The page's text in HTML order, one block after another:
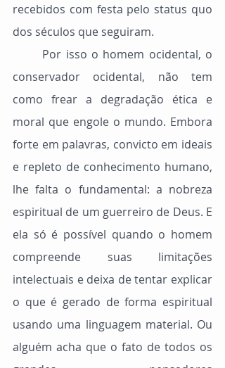
recebidos com festa pelo status quo
dos séculos que seguiram.
conservador ocidental, não tem
como frear a degradação ética e
moral que engole o mundo. Embora
forte em palavras, convicto em ideais
e repleto de conhecimento humano,
lhe falta o fundamental: a nobreza
espiritual de um guerreiro de Deus. E
ela só é possível quando o homem
compreende suas limitações
intelectuais e deixa de tentar explicar
o que é gerado de forma espiritual
usando uma linguagem material. Ou
alguém acha que o fato de todos os